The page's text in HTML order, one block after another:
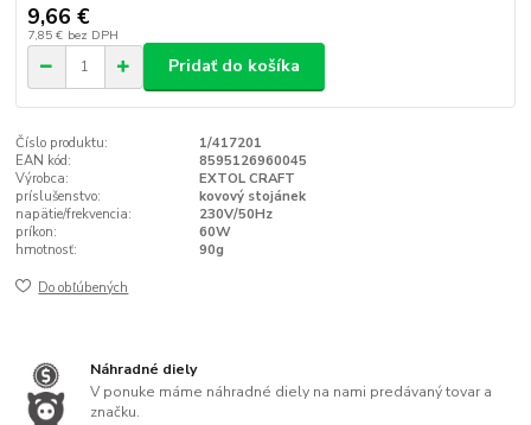
9,66 €
7,85 € bez DPH
Pridať do košíka
Číslo produktu:
1/417201
EAN kód:
8595126960045
Výrobca:
EXTOL CRAFT
príslušenstvo:
kovový stojánek
napätie/frekvencia:
230V/50Hz
príkon:
60W
hmotnosť:
90g
Do obľúbených
Náhradné diely
V ponuke máme náhradné diely na nami predávaný tovar a
značku.